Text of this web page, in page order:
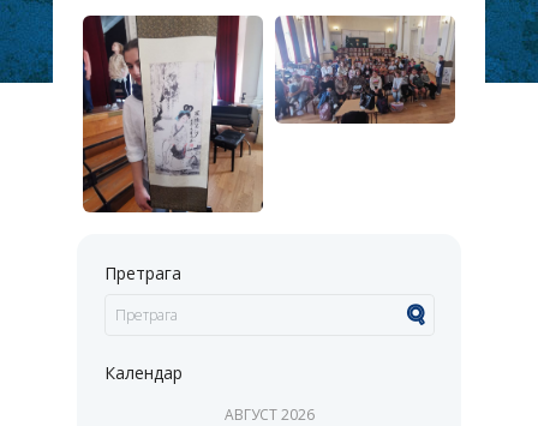
Претрага
Календар
АВГУСТ2026